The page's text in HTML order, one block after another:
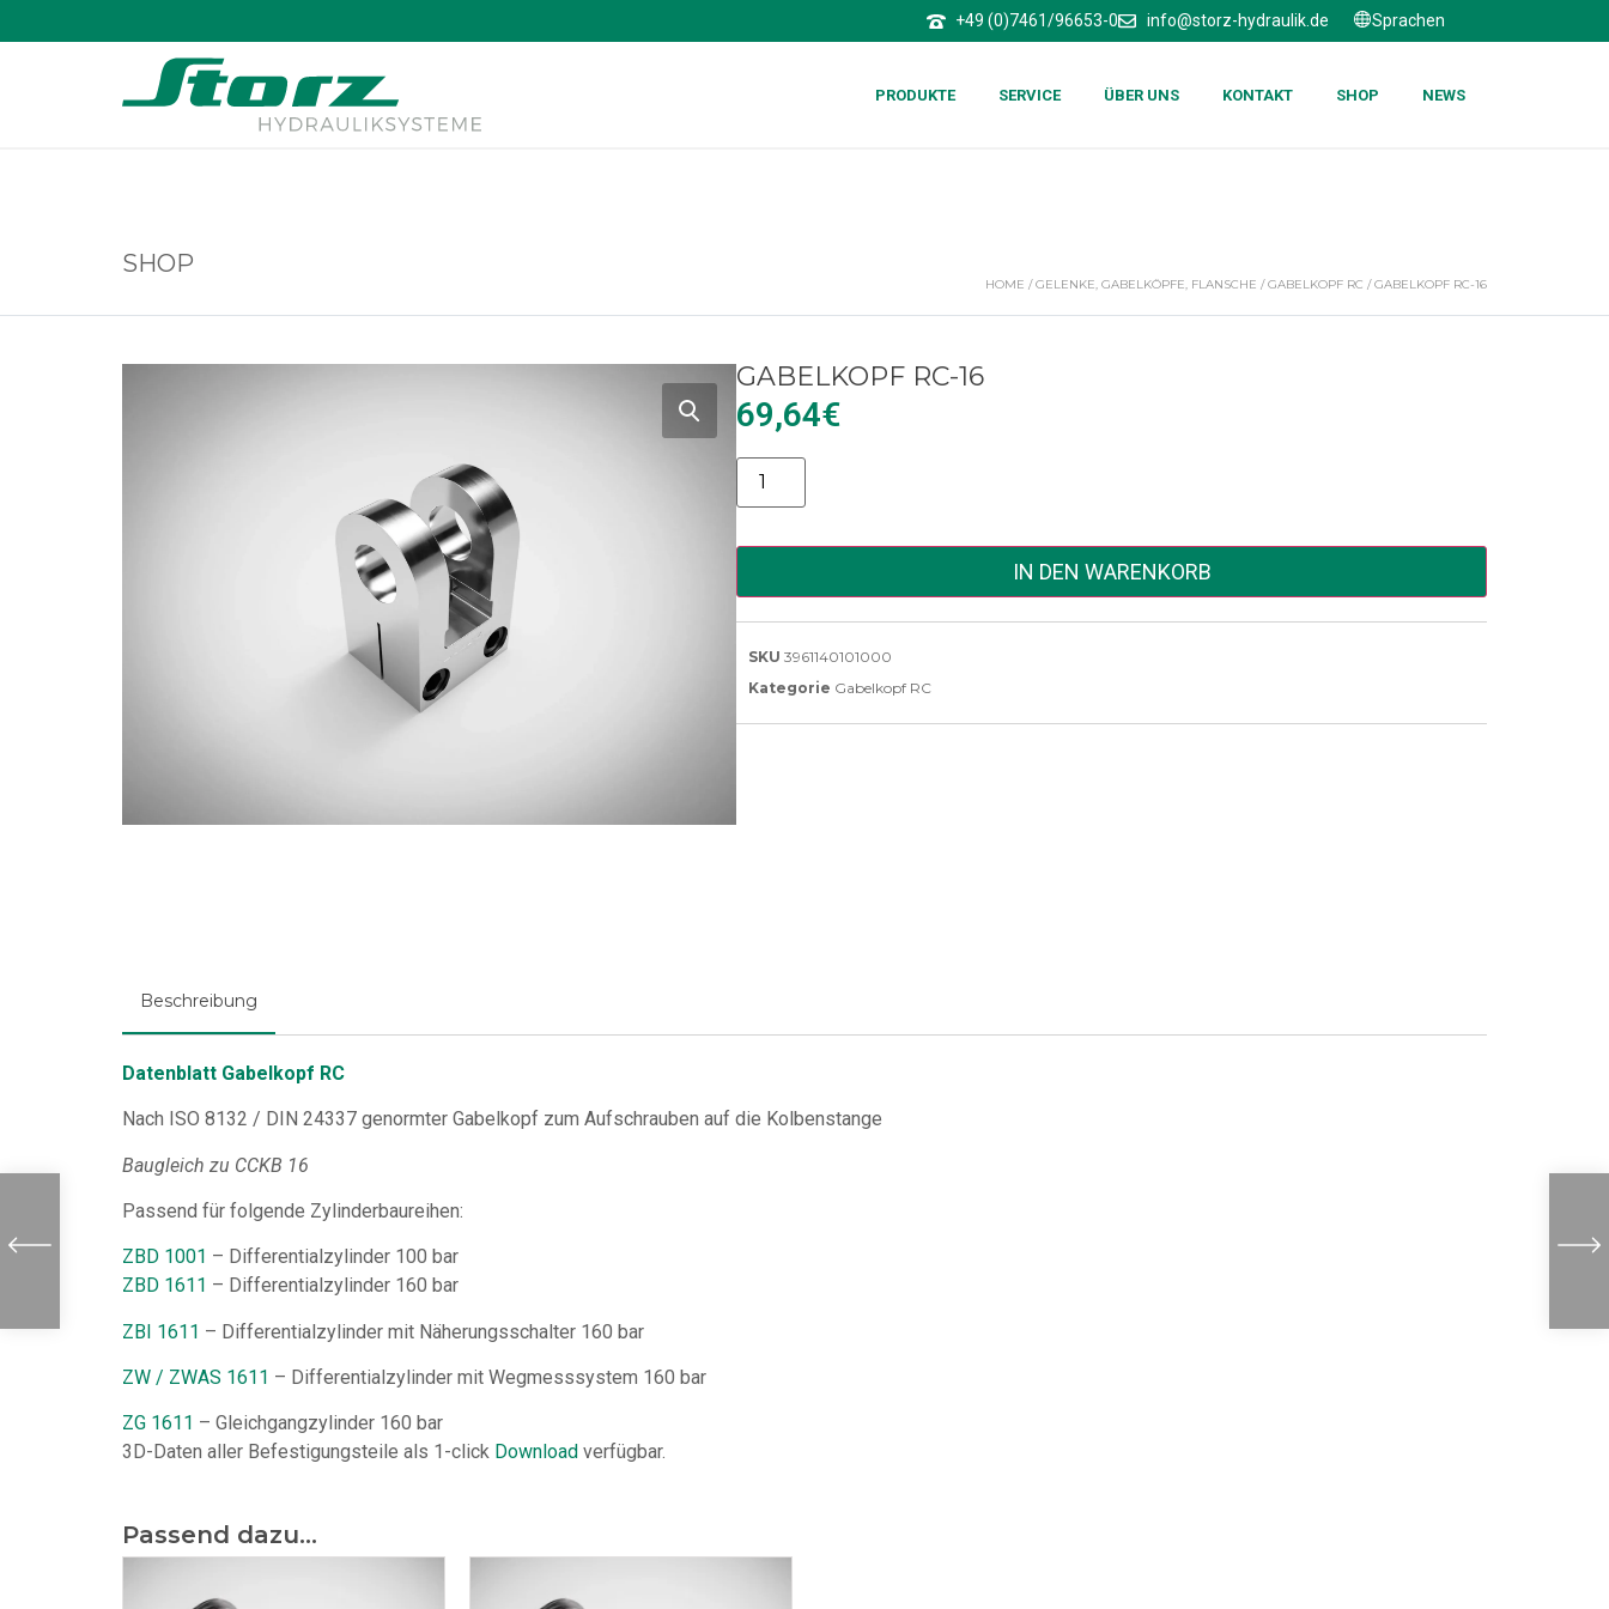
+49 (0)7461/96653-0 info@storz-hydraulik.de Sprachen
PRODUKTE SERVICE ÜBER UNS KONTAKT SHOP NEWS
SHOP
HOME /GELENKE, GABELKÖPFE, FLANSCHE /GABELKOPF RC / GABELKOPF RC-16
GABELKOPF RC-16
69,64€
Alternative:
IN DEN WARENKORB
SKU 3961140101000
Kategorie Gabelkopf RC
Beschreibung
Datenblatt Gabelkopf RC
Nach ISO 8132 / DIN 24337 genormter Gabelkopf zum Aufschrauben auf die Kolbenstange
Baugleich zu CCKB 16
Passend für folgende Zylinderbaureihen:
ZBD 1001 – Differentialzylinder 100 bar
ZBD 1611 – Differentialzylinder 160 bar
ZBI 1611 – Differentialzylinder mit Näherungsschalter 160 bar
ZW / ZWAS 1611 – Differentialzylinder mit Wegmesssystem 160 bar
ZG 1611 – Gleichgangzylinder 160 bar
3D-Daten aller Befestigungsteile als 1-click Download verfügbar.
Passend dazu...